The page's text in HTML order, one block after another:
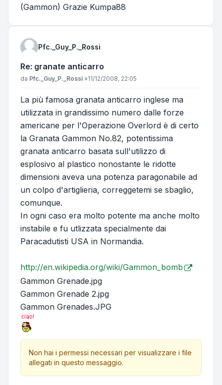
(Gammon) Grazie Kumpa88
Pfc._Guy_P._Rossi
Re: granate anticarro
Messaggio
da Pfc._Guy_P._Rossi »11/12/2008, 22:05
La più famosa granata anticarro inglese ma
utilizzata in grandissimo numero dalle forze
americane per l'Operazione Overlord è di certo
la Granata Gammon No.82, potentissima
granata anticarro basata sull'utilizzo di
esplosivo al plastico nonostante le ridotte
dimensioni aveva una potenza paragonabile ad
un colpo d'artiglieria, correggetemi se sbaglio,
comunque.
In ogni caso era molto potente ma anche molto
instabile e fu utlizzata specialmente dai
Paracadutisti USA in Normandia.
http://en.wikipedia.org/wiki/Gammon_bomb
Gammon Grenade.jpg
Gammon Grenade 2.jpg
Gammon Grenades.JPG
Non hai i permessi necessari per visualizzare i file
allegati in questo messaggio.